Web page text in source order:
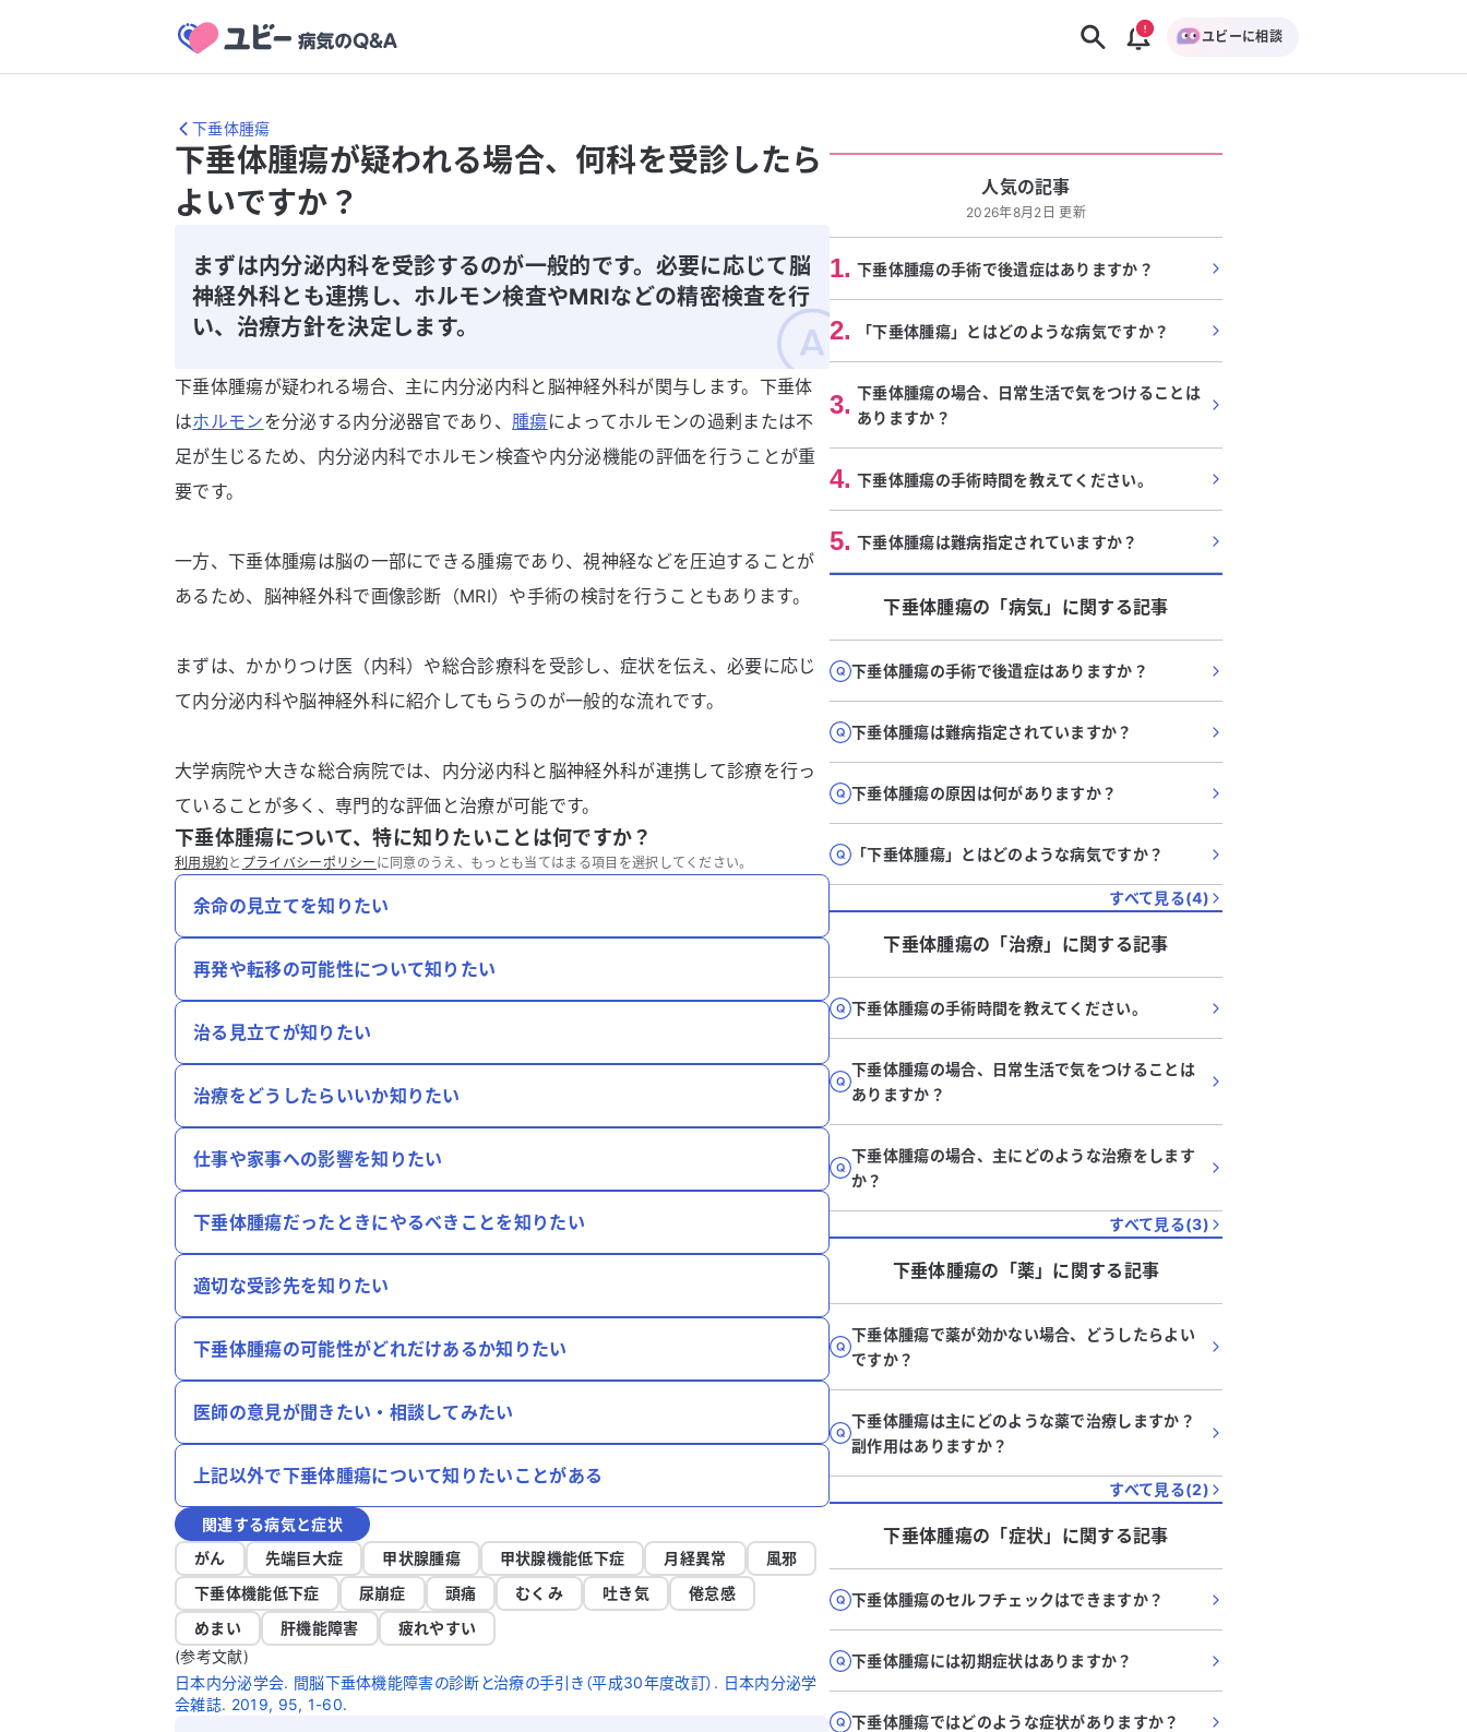
ユビーに相談
下垂体腫瘍
下垂体腫瘍が疑われる場合、何科を受診したら
よいですか？
まずは内分泌内科を受診するのが一般的です。必要に応じて脳
神経外科とも連携し、ホルモン検査やMRIなどの精密検査を行
い、治療方針を決定します。
下垂体腫瘍が疑われる場合、主に内分泌内科と脳神経外科が関与します。下垂体
はホルモンを分泌する内分泌器官であり、 腫瘍によってホルモンの過剰または不
足が生じるため、内分泌内科でホルモン検査や内分泌機能の評価を行うことが重
要です。
一方、下垂体腫瘍は脳の一部にできる腫瘍であり、視神経などを圧迫することが
あるため、脳神経外科で画像診断（MRI）や手術の検討を行うこともあります。
まずは、かかりつけ医（内科）や総合診療科を受診し、症状を伝え、必要に応じ
て内分泌内科や脳神経外科に紹介してもらうのが一般的な流れです。
大学病院や大きな総合病院では、内分泌内科と脳神経外科が連携して診療を行っ
ていることが多く、専門的な評価と治療が可能です。
下垂体腫瘍について、特に知りたいことは何ですか？
利用規約と プライバシーポリシー に同意のうえ、もっとも当てはまる項目を選択してください。
余命の見立てを知りたい
再発や転移の可能性について知りたい
治る見立てが知りたい
治療をどうしたらいいか知りたい
仕事や家事への影響を知りたい
下垂体腫瘍だったときにやるべきことを知りたい
適切な受診先を知りたい
下垂体腫瘍の可能性がどれだけあるか知りたい
医師の意見が聞きたい・相談してみたい
上記以外で下垂体腫瘍について知りたいことがある
関連する病気と症状
がん
先端巨大症 甲状腺腫瘍 甲状腺機能低下症 月経異常
風邪
下垂体機能低下症
尿崩症 頭痛 むくみ 吐き気
倦怠感
めまい
肝機能障害
疲れやすい
(参考文献)
日本内分泌学会. 間脳下垂体機能障害の診断と治療の手引き（平成30年度改訂）. 日本内分泌学
会雑誌. 2019, 95, 1-60.
人気の記事
2026年8月2日 更新
1. 下垂体腫瘍の手術で後遺症はありますか？
2. 「下垂体腫瘍」とはどのような病気ですか？
3. 下垂体腫瘍の場合、日常生活で気をつけることは
ありますか？
4. 下垂体腫瘍の手術時間を教えてください。
5. 下垂体腫瘍は難病指定されていますか？
下垂体腫瘍の「病気」に関する記事
下垂体腫瘍の手術で後遺症はありますか？
下垂体腫瘍は難病指定されていますか？
下垂体腫瘍の原因は何がありますか？
「下垂体腫瘍」とはどのような病気ですか？
すべて見る(4)
下垂体腫瘍の「治療」に関する記事
下垂体腫瘍の手術時間を教えてください。
下垂体腫瘍の場合、日常生活で気をつけることは
ありますか？
下垂体腫瘍の場合、主にどのような治療をします
か？
すべて見る(3)
下垂体腫瘍の「薬」に関する記事
下垂体腫瘍で薬が効かない場合、どうしたらよい
ですか？
下垂体腫瘍は主にどのような薬で治療しますか？
副作用はありますか？
すべて見る(2)
下垂体腫瘍の「症状」に関する記事
下垂体腫瘍のセルフチェックはできますか？
下垂体腫瘍には初期症状はありますか？
下垂体腫瘍ではどのような症状がありますか？